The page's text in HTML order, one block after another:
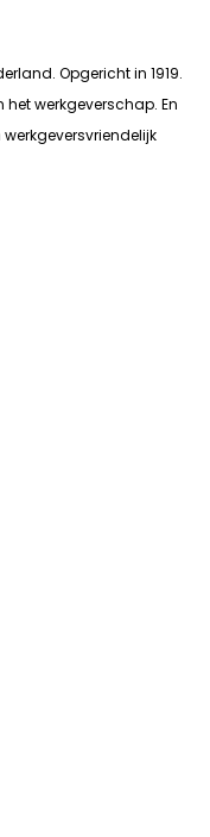
Opgericht in 1919.
werkgeverschap. En